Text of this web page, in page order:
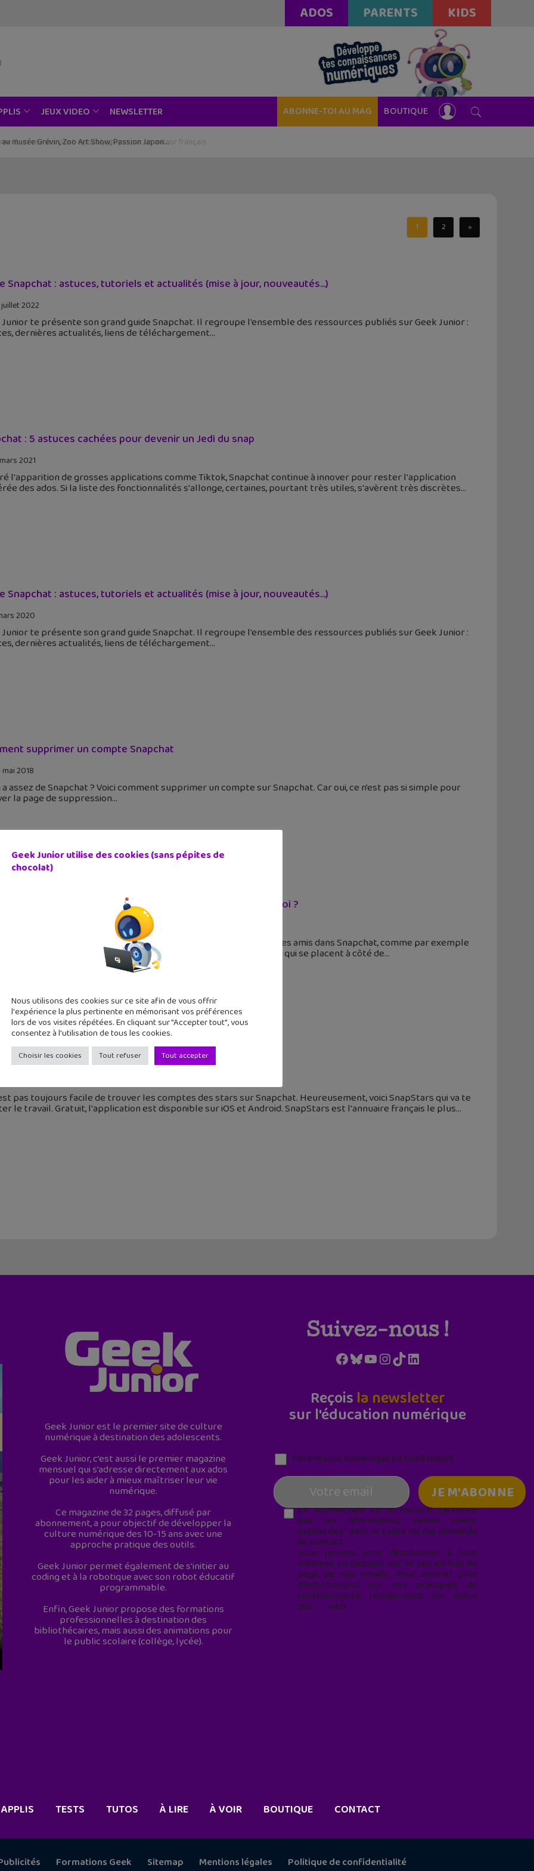
ADOS PARENTS KIDS
JEUX VIDEO NEWSLETTER ABONNE-TOI AU MAG BOUTIQUE
musée Grévin, Zoo Art Show, Passion Japon…
1 2 »
Snapchat : astuces, tutoriels et actualités (mise à jour, nouveautés…)
2022
Junior te présente son grand guide Snapchat. Il regroupe l'ensemble des ressources publiés sur Geek Junior :
dernières actualités, liens de téléchargement
: 5 astuces cachées pour devenir un Jedi du snap
2021
l'apparition de grosses applications comme Tiktok, Snapchat continue à innover pour rester l'application
des ados. Si la liste des fonctionnalités s'allonge, certaines, pourtant très utiles, s'avèrent très discrètes
Snapchat : astuces, tutoriels et actualités (mise à jour, nouveautés…)
2020
Junior te présente son grand guide Snapchat. Il regroupe l'ensemble des ressources publiés sur Geek Junior :
dernières actualités, liens de téléchargement
supprimer un compte Snapchat
2018
a assez de Snapchat ? Voici comment supprimer un compte sur Snapchat. Car oui, ce n'est pas si simple pour
la page de suppression
: les emojis et l’étoile dans les contacts, ça veut dire quoi ?
les émoticônes (emoji) qui apparaissent près de la liste de tes amis dans Snapchat, comme par exemple
? Voici le décryptage de ces étranges symboles. Les émoticônes qui se placent à côté de
: trouve tes stars préférées sur Snapchat
pas toujours facile de trouver les comptes des stars sur Snapchat. Heureusement, voici SnapStars qui va te
le travail. Gratuit, l'application est disponible sur iOS et Android. SnapStars est l'annuaire français le plus
Geek Junior est le premier site de culture
numérique à destination des adolescents.
Geek Junior, c’est aussi le premier magazine
mensuel qui s’adresse directement aux ados
pour les aider à mieux maîtriser leur vie
numérique.
Ce magazine de 32 pages, diffusé par
abonnement, a pour objectif de développer la
culture numérique des 10-15 ans avec une
approche pratique des outils.
Geek Junior permet également de s'initier au
coding et à la robotique avec son robot éducatif
programmable.
Enfin, Geek Junior propose des formations
professionnelles à destination des
bibliothécaires, mais aussi des animations pour
le public scolaire (collège, lycée).
Suivez-nous !
Facebook
Bluesky
YouTube
Instagram
TikTokLinkedIn
Reçois la newsletter
sur l'éducation numérique
Parentalité numérique (le lundi matin)
En soumettant ce formulaire, j’accepte
que les informations saisies soient
exploitées* dans le cadre de ma demande
de contact.
Vous pouvez vous désabonner à tout
moment en cliquant sur le lien en bas de
page de nos emails. Pour obtenir plus
d'informations sur nos pratiques de
confidentialité, rendez-vous sur notre
site web
Geek Junior utilise des cookies (sans pépites de
chocolat)
Nous utilisons des cookies sur ce site afin de vous offrir
l'expérience la plus pertinente en mémorisant vos préférences
lors de vos visites répétées. En cliquant sur "Accepter tout", vous
consentez à l'utilisation de tous les cookies.
Choisir les cookies Tout refuser Tout accepter
APPLIS TESTS TUTOS À LIRE À VOIR BOUTIQUE CONTACT
Formations Geek Sitemap Mentions légales Politique de confidentialité